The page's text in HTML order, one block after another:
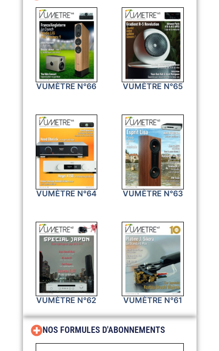
VUMÈTRE N°66 VUMÈTRE N°65
VUMÈTRE N°64 VUMÈTRE N°63
VUMÈTRE N°62 VUMÈTRE N°61
NOS FORMULES D'ABONNEMENTS